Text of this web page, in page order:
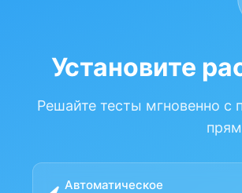
Установите
Решайте тесты мгновенно с
Автоматическое